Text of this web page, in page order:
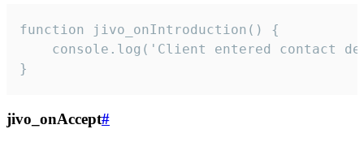
function jivo_onIntroduction() {
console.log('Client entered contact
}
jivo_onAccept#